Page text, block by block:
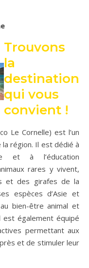
Trouvons
la
destination
qui vous
convient !
Le Cornelle) est l’un
région. Il est dédié à
et à l’éducation
rares y vivent,
et des girafes de la
espèces d’Asie et
bien-être animal et
est également équipé
permettant aux
et de stimuler leur